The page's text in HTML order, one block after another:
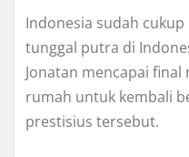
Indonesia sudah
tunggal putra di
Jonatan mencapai
rumah untuk kembali
prestisius tersebut.